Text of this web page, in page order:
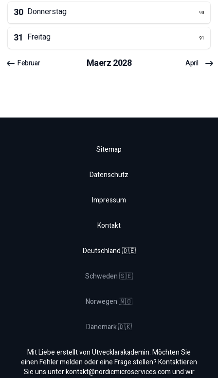
30 Donnerstag 90
31 Freitag 91
Februar Maerz2028 April
Sitemap
Datenschutz
Impressum
Kontakt
Deutschland 🇩🇪
Schweden 🇸🇪
Norwegen 🇳🇴
Dänemark 🇩🇰
Mit Liebe erstellt von Utvecklarakademin. Möchten Sie
einen Fehler melden oder eine Frage stellen? Kontaktieren
Sie uns unterkontakt@nordicmicroservices.comund wir